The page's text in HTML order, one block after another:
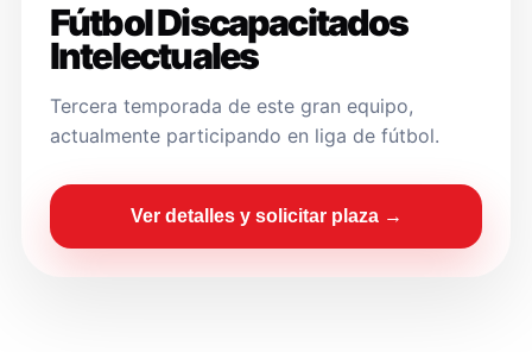
Fútbol Discapacitados
Intelectuales
Tercera temporada de este gran equipo,
actualmente participando en liga de fútbol.
Ver detalles y solicitar plaza →